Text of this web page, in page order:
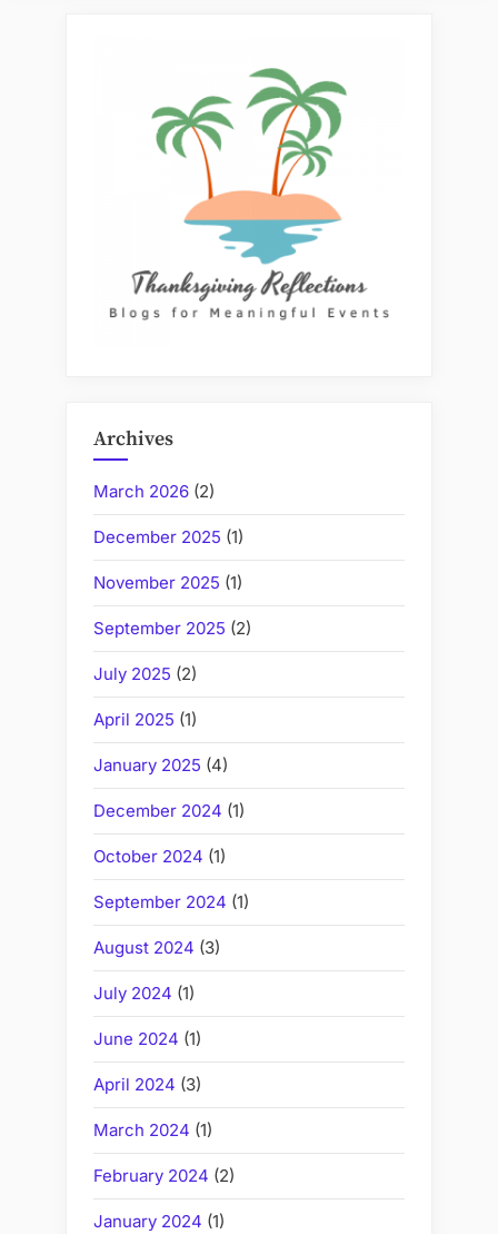
순
위
확
하
는
법”
Archives
March 2026 (2)
December 2025 (1)
November 2025 (1)
September 2025 (2)
July 2025 (2)
April 2025 (1)
January 2025 (4)
December 2024 (1)
October 2024 (1)
September 2024 (1)
August 2024 (3)
July 2024 (1)
June 2024 (1)
April 2024 (3)
March 2024 (1)
February 2024 (2)
January 2024 (1)